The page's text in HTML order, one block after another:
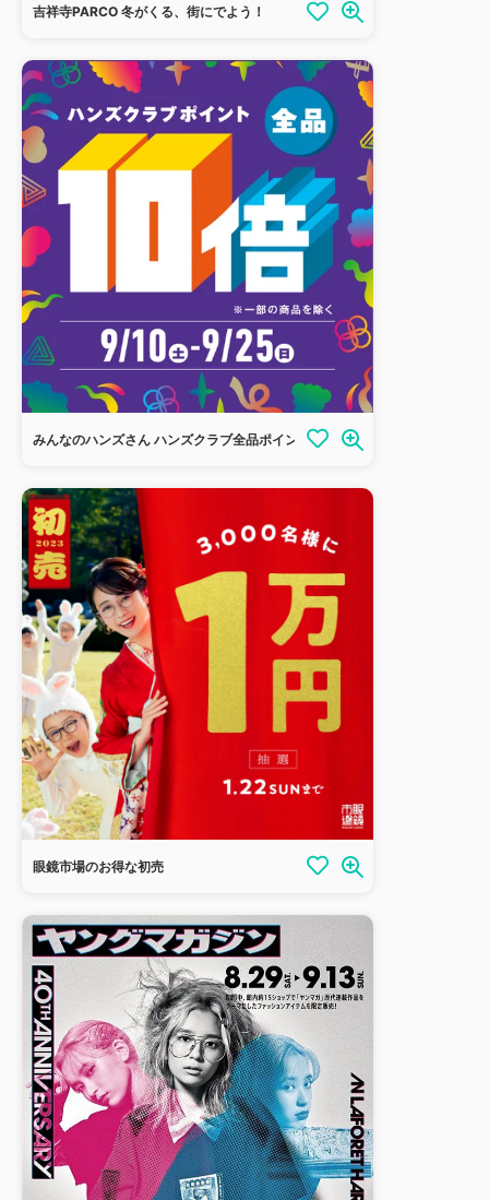
吉祥寺PARCO 冬がくる、街にでよう！
みんなのハンズさん ハンズクラブ全品ポイント10倍！
眼鏡市場のお得な初売